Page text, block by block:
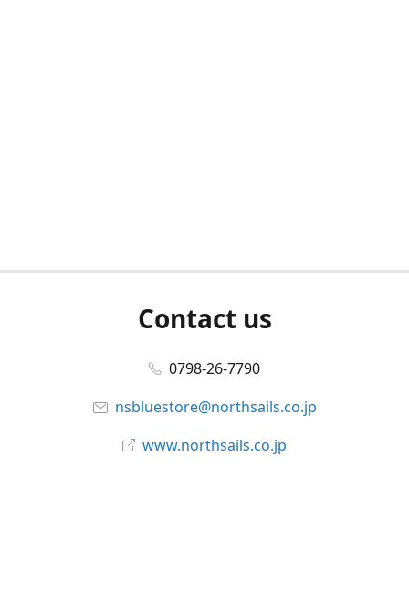
Contact us
0798-26-7790
nsbluestore@northsails.co.jp
www.northsails.co.jp